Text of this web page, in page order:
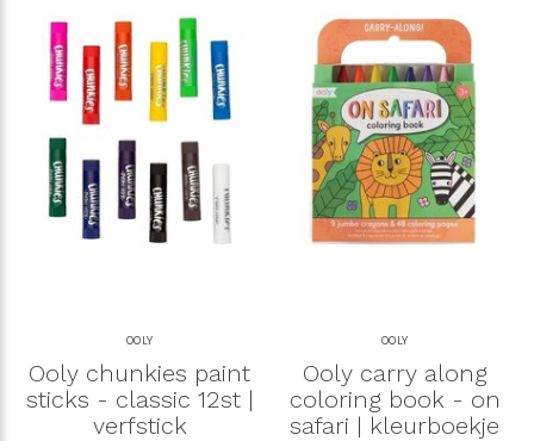
OOLY
Ooly chunkies paint
sticks - classic 12st |
verfstick
OOLY
Ooly carry along
coloring book - on
safari | kleurboekje